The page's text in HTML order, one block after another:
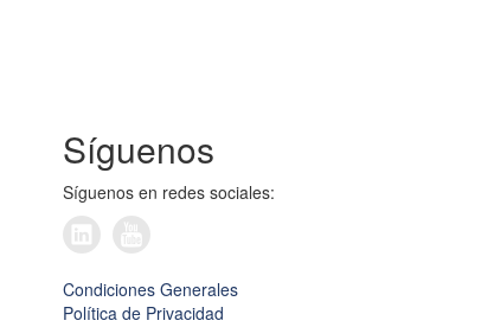
Síguenos
Síguenos en redes sociales:
Condiciones Generales
Política de Privacidad